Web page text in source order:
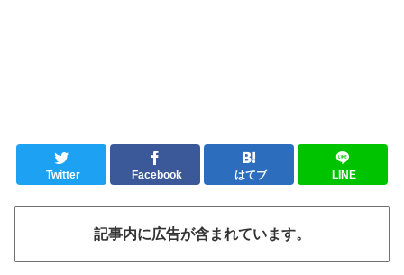
Twitter Facebook はてブ LINE
記事内に広告が含まれています。